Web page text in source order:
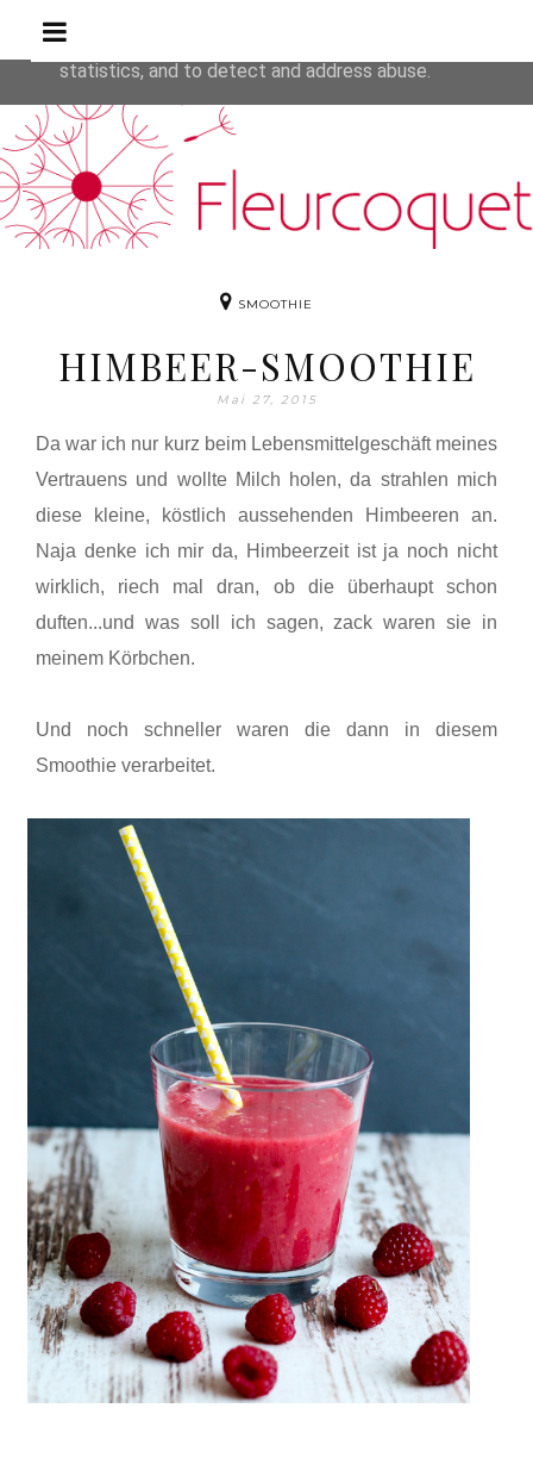
Rezepte
SMOOTHIE
HIMBEER-SMOOTHIE
Mai 27, 2015
Da war ich nur kurz beim Lebensmittelgeschäft meines
Vertrauens und wollte Milch holen, da strahlen mich
diese kleine, köstlich aussehenden Himbeeren an.
Naja denke ich mir da, Himbeerzeit ist ja noch nicht
wirklich, riech mal dran, ob die überhaupt schon
duften...und was soll ich sagen, zack waren sie in
meinem Körbchen.
Und noch schneller waren die dann in diesem
Smoothie verarbeitet.
This site uses cookies from Google to deliver its
statistics, and to detect and address abuse.